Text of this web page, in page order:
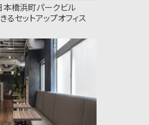
橋浜町パークビル
セットアップオフィス